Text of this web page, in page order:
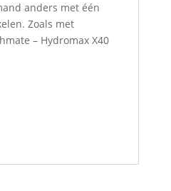
anders met één
Zoals met
– Hydromax X40